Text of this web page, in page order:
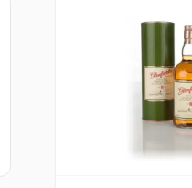
しています。アイルラ
わせを通じて、しばし
コレクタブルな例とし